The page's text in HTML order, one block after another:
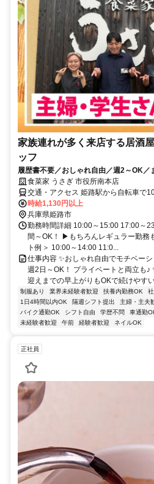
家族連れが多く来店する居酒
ッフ
履歴書不要／おしゃれ自由／週2～OK／
食菜家 うさぎ 市役所南本店
交通・アクセス 姫路駅から自転車で
時給1,130円以上
兵庫県姫路市
勤務時間詳細 10:00～15:00 17:00～
間～OK！ ▶もちろんレギュラー勤
ト例＞ 10:00～14:00 11:0...
仕事内容 ✨おしゃれ自由でモチベー
週2日～OK！ プライベートと両立も♪
迎えまでの早上がりもOKで続けやす
制服あり 業界未経験者歓迎 扶養内勤務OK
1日4時間以内OK
隔週シフト提出 主婦・主夫
バイク通勤OK
シフト自由 学歴不問 車通勤
未経験者歓迎
午前 経験者歓迎 ネイルOK
正社員